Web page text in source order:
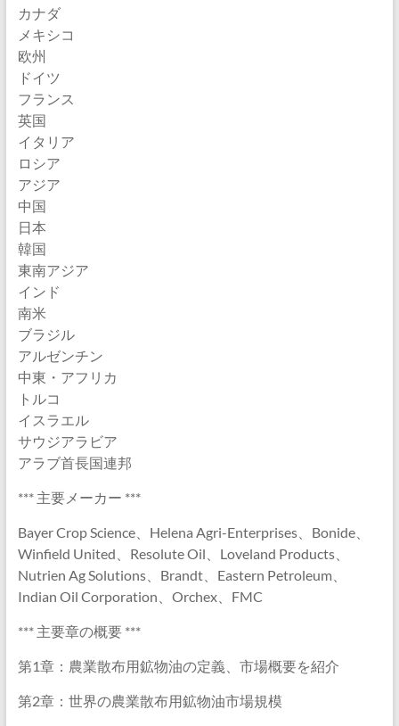
カナダ
メキシコ
欧州
ドイツ
フランス
英国
イタリア
ロシア
アジア
中国
日本
韓国
東南アジア
インド
南米
ブラジル
アルゼンチン
中東・アフリカ
トルコ
イスラエル
サウジアラビア
アラブ首長国連邦
*** 主要メーカー ***
Bayer Crop Science、Helena Agri-Enterprises、Bonide、
Winfield United、Resolute Oil、Loveland Products、
Nutrien Ag Solutions、Brandt、Eastern Petroleum、
Indian Oil Corporation、Orchex、FMC
*** 主要章の概要 ***
第1章：農業散布用鉱物油の定義、市場概要を紹介
第2章：世界の農業散布用鉱物油市場規模